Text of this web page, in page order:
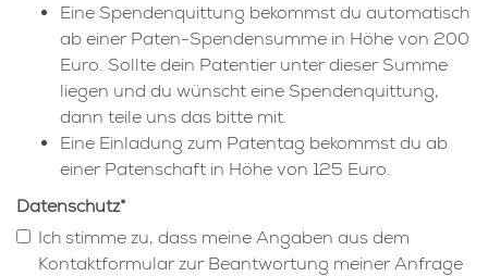
Eine Spendenquittung bekommst du automatisch
ab einer Paten-Spendensumme in Höhe von 200
Euro. Sollte dein Patentier unter dieser Summe
liegen und du wünscht eine Spendenquittung,
dann teile uns das bitte mit.
Eine Einladung zum Patentag bekommst du ab
einer Patenschaft in Höhe von 125 Euro.
Datenschutz*
Ich stimme zu, dass meine Angaben aus dem
Kontaktformular zur Beantwortung meiner Anfrage